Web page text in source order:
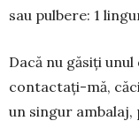
sau pul­bere: 1
Dacă nu găsiţi
contactaţi-mă,
un singur